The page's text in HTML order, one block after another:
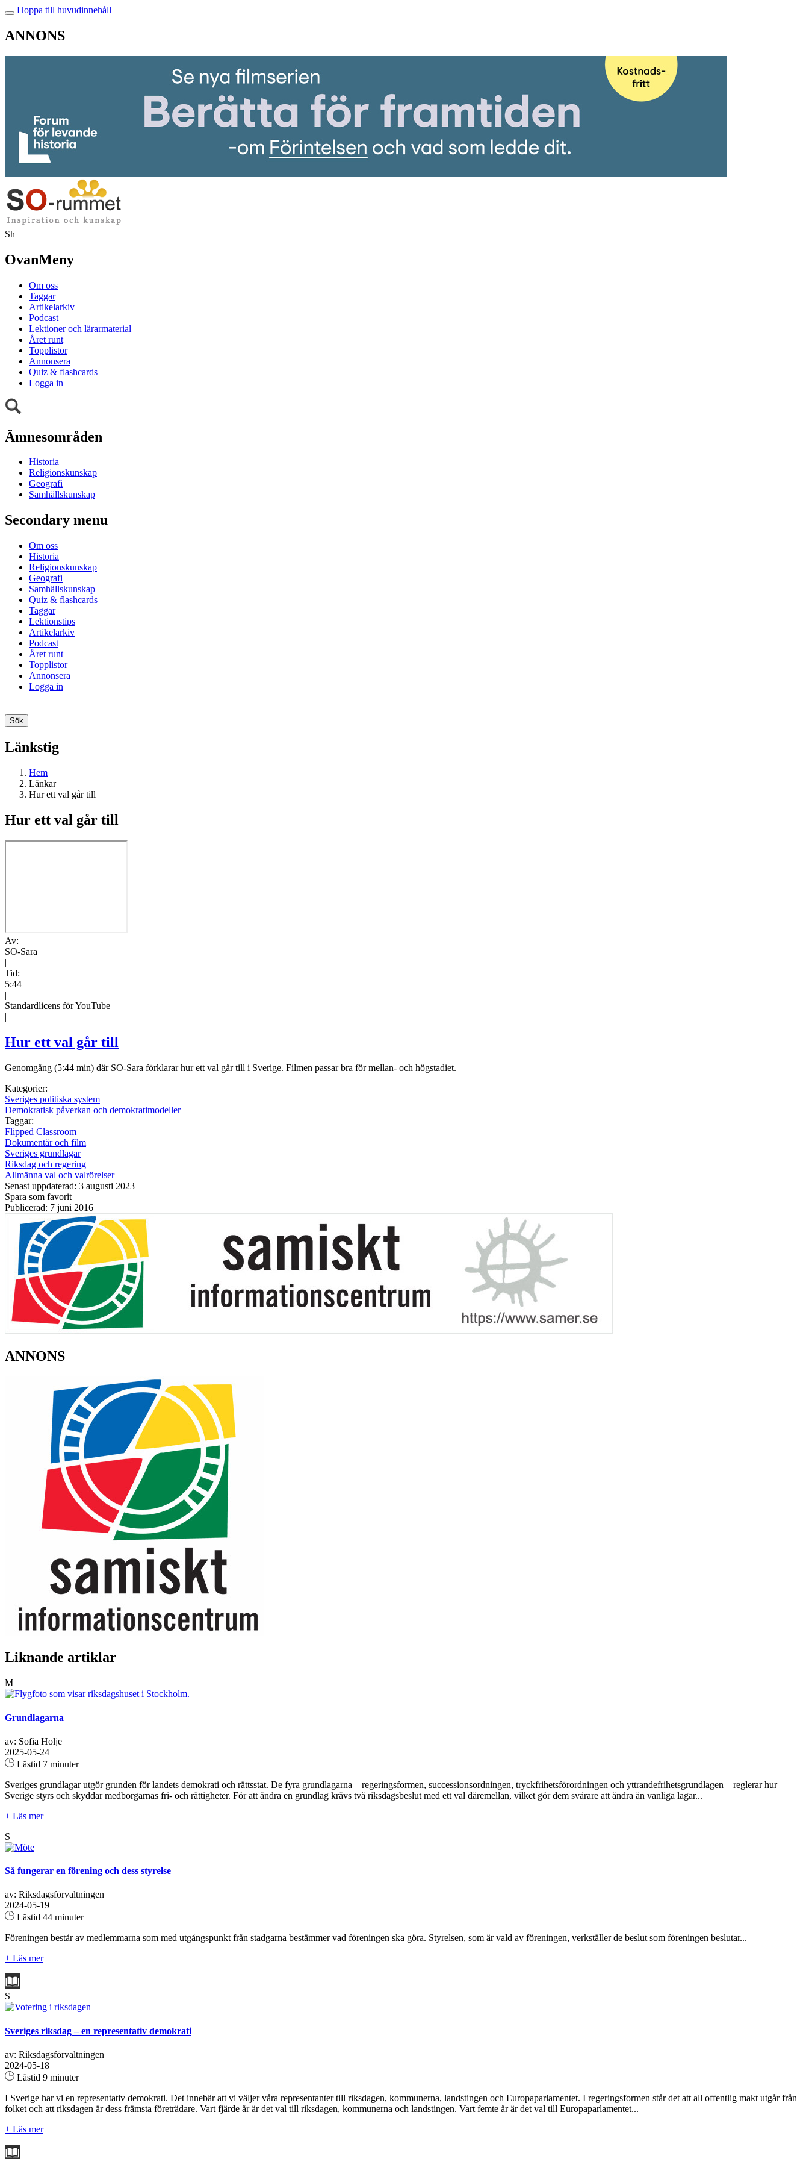
Hoppa till huvudinnehåll
ANNONS
Sh
OvanMeny
Om oss
Taggar
Artikelarkiv
Podcast
Lektioner och lärarmaterial
Året runt
Topplistor
Annonsera
Quiz & flashcards
Logga in
Ämnesområden
Historia
Religionskunskap
Geografi
Samhällskunskap
Secondary menu
Om oss
Historia
Religionskunskap
Geografi
Samhällskunskap
Quiz & flashcards
Taggar
Lektionstips
Artikelarkiv
Podcast
Året runt
Topplistor
Annonsera
Logga in
Länkstig
Hem
Länkar
Hur ett val går till
Hur ett val går till
Av:
SO-Sara
|
Tid:
5:44
|
Standardlicens för YouTube
|
Hur ett val går till
Genomgång (5:44 min) där SO-Sara förklarar hur ett val går till i Sverige. Filmen passar bra för mellan- och högstadiet.
Kategorier:
Sveriges politiska system
Demokratisk påverkan och demokratimodeller
Taggar:
Flipped Classroom
Dokumentär och film
Sveriges grundlagar
Riksdag och regering
Allmänna val och valrörelser
Senast uppdaterad: 3 augusti 2023
Spara som favorit
Publicerad: 7 juni 2016
ANNONS
Liknande artiklar
M
Grundlagarna
av: Sofia Holje
2025-05-24
Lästid 7 minuter
Sveriges grundlagar utgör grunden för landets demokrati och rättsstat. De fyra grundlagarna – regeringsformen, successionsordningen, tryckfrihetsförordningen och yttrandefrihetsgrundlagen – reglerar hur
Sverige styrs och skyddar medborgarnas fri- och rättigheter. För att ändra en grundlag krävs två riksdagsbeslut med ett val däremellan, vilket gör dem svårare att ändra än vanliga lagar...
+ Läs mer
S
Så fungerar en förening och dess styrelse
av: Riksdagsförvaltningen
2024-05-19
Lästid 44 minuter
Föreningen består av medlemmarna som med utgångspunkt från stadgarna bestämmer vad föreningen ska göra. Styrelsen, som är vald av föreningen, verkställer de beslut som föreningen beslutar...
+ Läs mer
S
Sveriges riksdag – en representativ demokrati
av: Riksdagsförvaltningen
2024-05-18
Lästid 9 minuter
I Sverige har vi en representativ demokrati. Det innebär att vi väljer våra representanter till riksdagen, kommunerna, landstingen och Europaparlamentet. I regeringsformen står det att all offentlig makt utgår från
folket och att riksdagen är dess främsta företrädare. Vart fjärde år är det val till riksdagen, kommunerna och landstingen. Vart femte år är det val till Europaparlamentet...
+ Läs mer